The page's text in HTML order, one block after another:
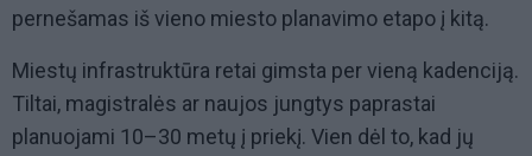
pernešamas iš vieno miesto planavimo etapo į kitą.
Miestų infrastruktūra retai gimsta per vieną kadenciją.
Tiltai, magistralės ar naujos jungtys paprastai
planuojami 10–30 metų į priekį. Vien dėl to, kad jų